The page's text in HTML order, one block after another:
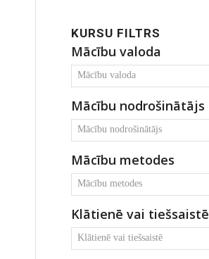
KURSU FILTRS
Mācību valoda
Mācību valoda
Mācību nodrošinātājs
Mācību nodrošinātājs
Mācību metodes
Mācību metodes
Klātienē vai tiešsaistē
Klātienē vai tiešsaistē